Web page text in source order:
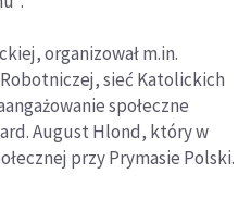
organizował m.in.
sieć Katolickich
społeczne
August Hlond, który w
przy Prymasie Polski.